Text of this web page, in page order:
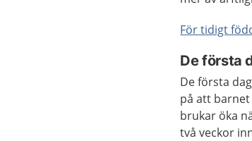
För tidigt
De första
De första
på att
brukar öka
två veckor